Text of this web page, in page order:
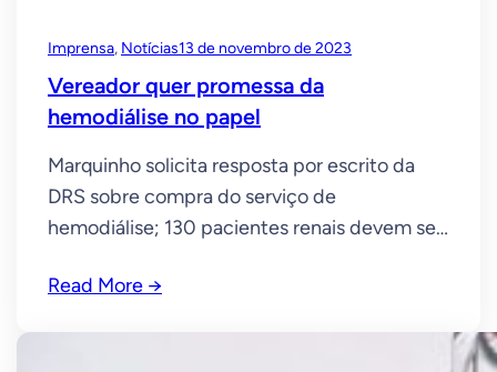
Imprensa, Notícias13 de novembro de 2023
Vereador quer promessa da
hemodiálise no papel
Marquinho solicita resposta por escrito da
DRS sobre compra do serviço de
hemodiálise; 130 pacientes renais devem ser
Marquinho de Abreu (Antonio Marcos de
Read More →